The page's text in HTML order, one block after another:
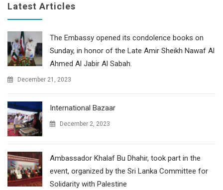
Latest Articles
The Embassy opened its condolence books on
Sunday, in honor of the Late Amir Sheikh Nawaf Al
Ahmed Al Jabir Al Sabah.
December 21, 2023
International Bazaar
December 2, 2023
Ambassador Khalaf Bu Dhahir, took part in the
event, organized by the Sri Lanka Committee for
Solidarity with Palestine